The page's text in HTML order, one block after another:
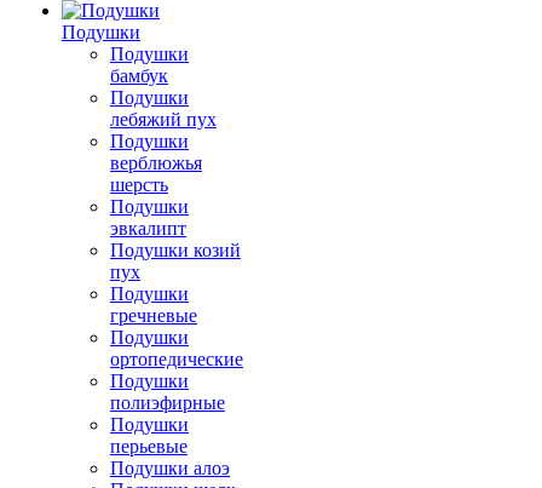
Подушки
Подушки
бамбук
Подушки
лебяжий пух
Подушки
верблюжья
шерсть
Подушки
эвкалипт
Подушки козий
пух
Подушки
гречневые
Подушки
ортопедические
Подушки
полиэфирные
Подушки
перьевые
Подушки алоэ